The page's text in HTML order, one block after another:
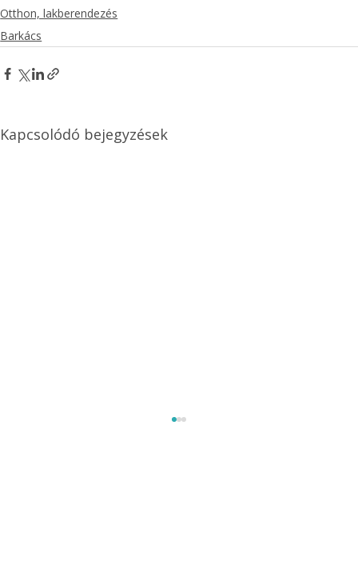
Otthon, lakberendezés
Barkács
Kapcsolódó bejegyzések